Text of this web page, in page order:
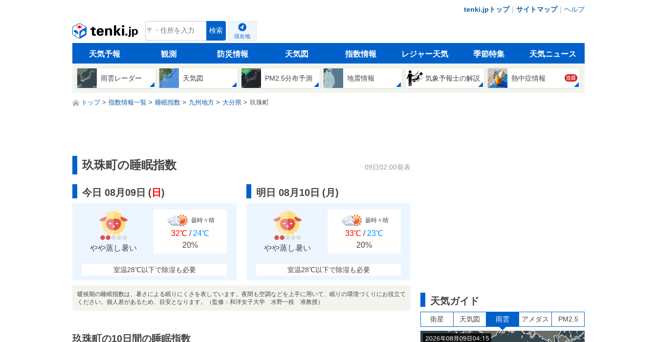
tenki.jpトップ｜ サイトマップ｜ ヘルプ
tenki.jp 検索
現在地
天気予報 観測 防災情報 天気図 指数情報 レジャー天気 季節特集 天気ニュース
雨雲レーダー 天気図 PM2.5分布予測 地震情報 気象予報士の解説 熱中症情報 注目
トップ 指数情報一覧 睡眠指数 九州地方 大分県 玖珠町
玖珠町の睡眠指数 09日02:00発表
今日 08月09日 ( 日 )
やや蒸し暑い
曇時々晴
32℃ / 24℃
20%
室温28℃以下で除湿も必要
明日 08月10日 (月 )
やや蒸し暑い
曇時々晴
33℃ / 23℃
20%
室温28℃以下で除湿も必要
暖候期の睡眠指数は、暑さによる眠りにくさを表しています。夜間も空調などを上手に用いて、眠りの環境づくりにお役立て
ください。個人差があるため、目安となります。（監修：和洋女子大学 水野一枝 准教授）
玖珠町の10日間の睡眠指数
天気ガイド
衛星 天気図 雨雲 アメダス PM2.5